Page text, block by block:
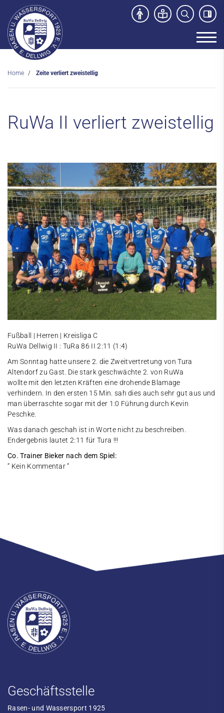
Home Zeite verliert zweistellig
RuWa II verliert zweistellig
Fußball | Herren | Kreisliga C
RuWa Dellwig II : TuRa 86 II 2:11 (1:4)
Am Sonntag hatte unsere 2. die Zweitvertretung von Tura
Altendorf zu Gast. Die stark geschwächte 2. von RuWa
wollte mit den letzten Kräften eine drohende Blamage
verhindern. In den ersten 15 Min. sah dies auch sehr gut aus und
man überraschte sogar mit der 1:0 Führung durch Kevin
Peschke.
Was danach geschah ist in Worte nicht zu beschreiben.
Endergebnis lautet 2:11 für Tura !!!
Co. Trainer Bieker nach dem Spiel:
“ Kein Kommentar “
Geschäftsstelle
Rasen- und Wassersport 1925
Sport- und Kursangebot